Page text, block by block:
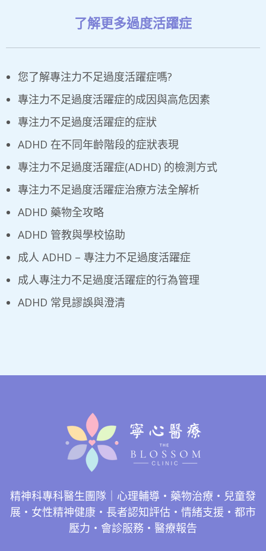
了解更多過度活躍症
您了解專注力不足過度活躍症嗎?
專注力不足過度活躍症的成因與高危因素
專注力不足過度活躍症的症狀
ADHD 在不同年齡階段的症狀表現
專注力不足過度活躍症(ADHD) 的檢測方式
專注力不足過度活躍症治療方法全解析
ADHD 藥物全攻略
ADHD 管教與學校協助
成人 ADHD – 專注力不足過度活躍症
成人專注力不足過度活躍症的行為管理
ADHD 常見謬誤與澄清
精神科專科醫生團隊｜心理輔導・藥物治療・兒童發
展・女性精神健康・長者認知評估・情緒支援・都市
壓力・會診服務・醫療報告